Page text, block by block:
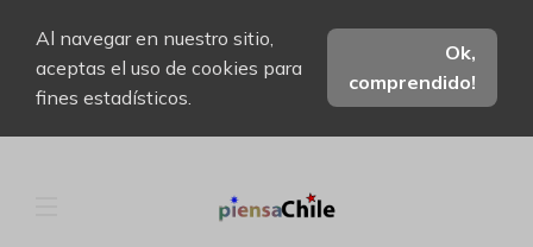
Al navegar en nuestro sitio,
aceptas el uso de cookies para
fines estadísticos.
Ok,
comprendido!